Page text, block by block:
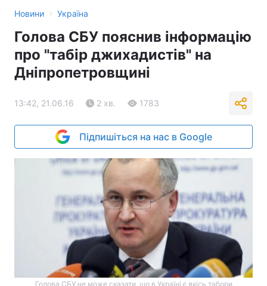
Новини › Україна
Голова СБУ пояснив інформацію
про "табір джихадистів" на
Дніпропетровщині
13:42, 21.06.16 2 хв. 1783
Підпишіться на нас в Google
Голова СБУ не може сказати, що в Україні є якісь табори